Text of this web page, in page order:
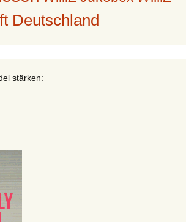
Deutschland
stärken: